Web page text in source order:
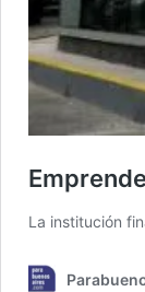
La institución